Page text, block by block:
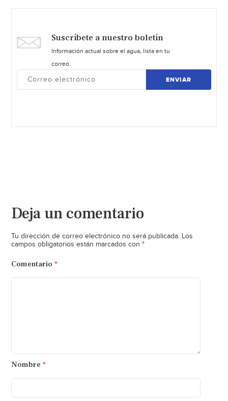
Suscríbete a nuestro boletín
Información actual sobre el agua, lista en tu
correo.
ENVIAR
Deja un comentario
Tu dirección de correo electrónico no será publicada. Los
campos obligatorios están marcados con *
Comentario *
Nombre *